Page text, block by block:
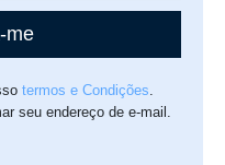
me
termos e Condições
seu endereço de e-mail.